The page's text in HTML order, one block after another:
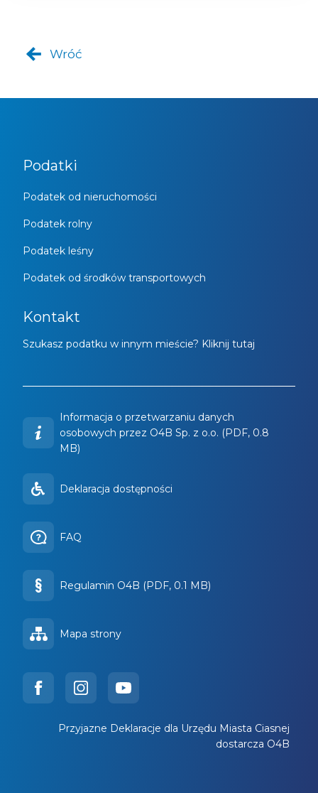
Wróć
Podatki
Podatek od nieruchomości
Podatek rolny
Podatek leśny
Podatek od środków transportowych
Kontakt
Szukasz podatku w innym mieście? Kliknij tutaj
Informacja o przetwarzaniu danych
osobowych przez O4B Sp. z o.o. (PDF, 0.8
MB)
Deklaracja dostępności
FAQ
Regulamin O4B (PDF, 0.1 MB)
Mapa strony
Przyjazne Deklaracje dla Urzędu Miasta Ciasnej
dostarcza O4B